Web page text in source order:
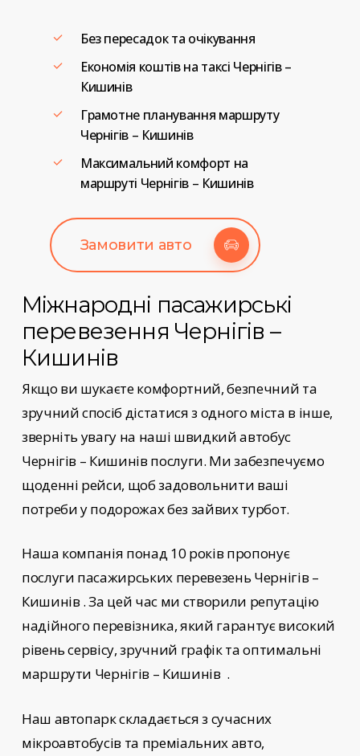
Без пересадок та очікування
Економія коштів на таксі Чернігів –
Кишинів
Грамотне планування маршруту
Чернігів – Кишинів
Максимальний комфорт на
маршруті Чернігів – Кишинів
Замовити авто
Міжнародні пасажирські
перевезення Чернігів –
Кишинів
Якщо ви шукаєте комфортний, безпечний та
зручний спосіб дістатися з одного міста в інше,
зверніть увагу на наші швидкий автобус
Чернігів – Кишинів послуги. Ми забезпечуємо
щоденні рейси, щоб задовольнити ваші
потреби у подорожах без зайвих турбот.
Наша компанія понад 10 років пропонує
послуги пасажирських перевезень Чернігів –
Кишинів . За цей час ми створили репутацію
надійного перевізника, який гарантує високий
рівень сервісу, зручний графік та оптимальні
маршрути Чернігів – Кишинів .
Наш автопарк складається з сучасних
мікроавтобусів та преміальних авто,